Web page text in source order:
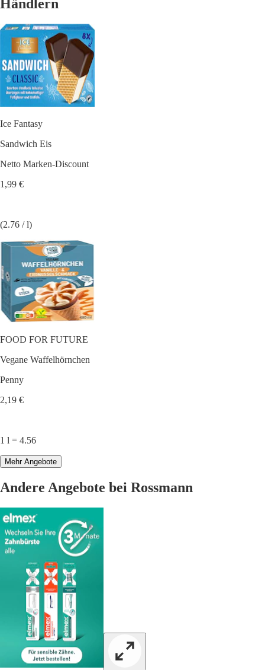
Händlern
Ice Fantasy
Sandwich Eis
Netto Marken-Discount
1,99 €
(2.76 / l)
FOOD FOR FUTURE
Vegane Waffelhörnchen
Penny
2,19 €
1 l = 4.56
Mehr Angebote
Andere Angebote bei Rossmann